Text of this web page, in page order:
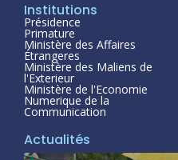
Institutions
Présidence
Primature
Ministère des Affaires
Étrangeres
Ministère des Maliens de
l'Exterieur
Ministère de l'Economie
Numerique de la
Communication
Actualités